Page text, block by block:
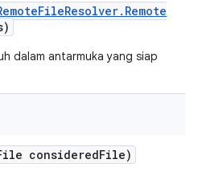
FileResolver. Remote
dalam antarmuka yang siap
consideredFile)